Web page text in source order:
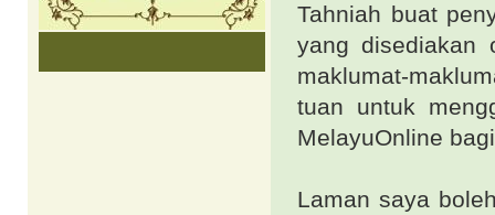
Tahniah buat
yang disediakan
maklumat-
tuan untuk
MelayuOnline
Laman saya